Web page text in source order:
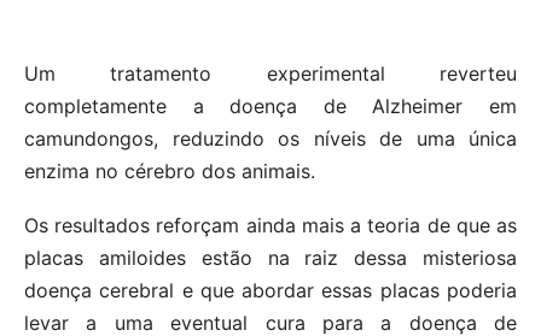
Um tratamento experimental reverteu
completamente a doença de Alzheimer em
camundongos, reduzindo os níveis de uma única
enzima no cérebro dos animais.
Os resultados reforçam ainda mais a teoria de que as
placas amiloides estão na raiz dessa misteriosa
doença cerebral e que abordar essas placas poderia
levar a uma eventual cura para a doença de